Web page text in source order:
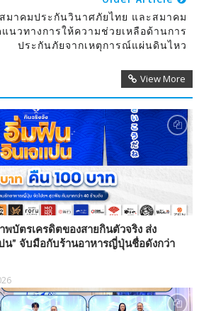
มาคมประกันวินาศภัยไทย และสมาคม
นวทางการให้ความช่วยเหลือด้านการ
ประกันภัยจากเหตุการณ์แผ่นดินไหว
View More
บัตรเครดิตของสายกินตัวจริง ส่ง
” จับมือกับร้านอาหารญี่ปุ่นชื่อดังกว่า